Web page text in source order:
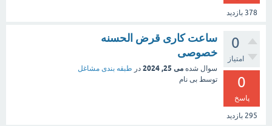
378 بازدید
0
امتیاز
0
پاسخ
295 بازدید
ساعت کاری قرض الحسنه
خصوصی
سوال شده می 25, 2024 در طبقه بندی مشاغل
توسط بی نام